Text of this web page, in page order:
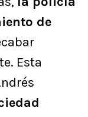
de
Esta